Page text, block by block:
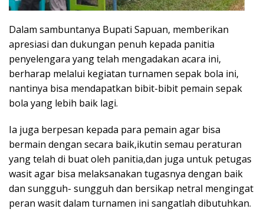
Dalam sambuntanya Bupati Sapuan, memberikan
apresiasi dan dukungan penuh kepada panitia
penyelengara yang telah mengadakan acara ini,
berharap melalui kegiatan turnamen sepak bola ini,
nantinya bisa mendapatkan bibit-bibit pemain sepak
bola yang lebih baik lagi.
Ia juga berpesan kepada para pemain agar bisa
bermain dengan secara baik,ikutin semau peraturan
yang telah di buat oleh panitia,dan juga untuk petugas
wasit agar bisa melaksanakan tugasnya dengan baik
dan sungguh- sungguh dan bersikap netral mengingat
peran wasit dalam turnamen ini sangatlah dibutuhkan.